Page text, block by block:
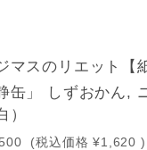
マスのリエット【
缶」 しずおかん,
）
(税込価格 ¥1,620 )